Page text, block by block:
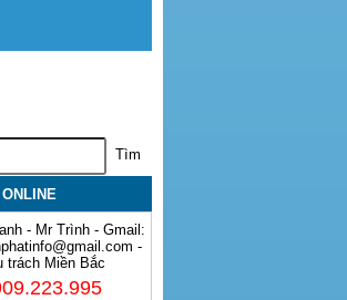
- Mr Trình - Gmail:
-
trách Miền Bắc